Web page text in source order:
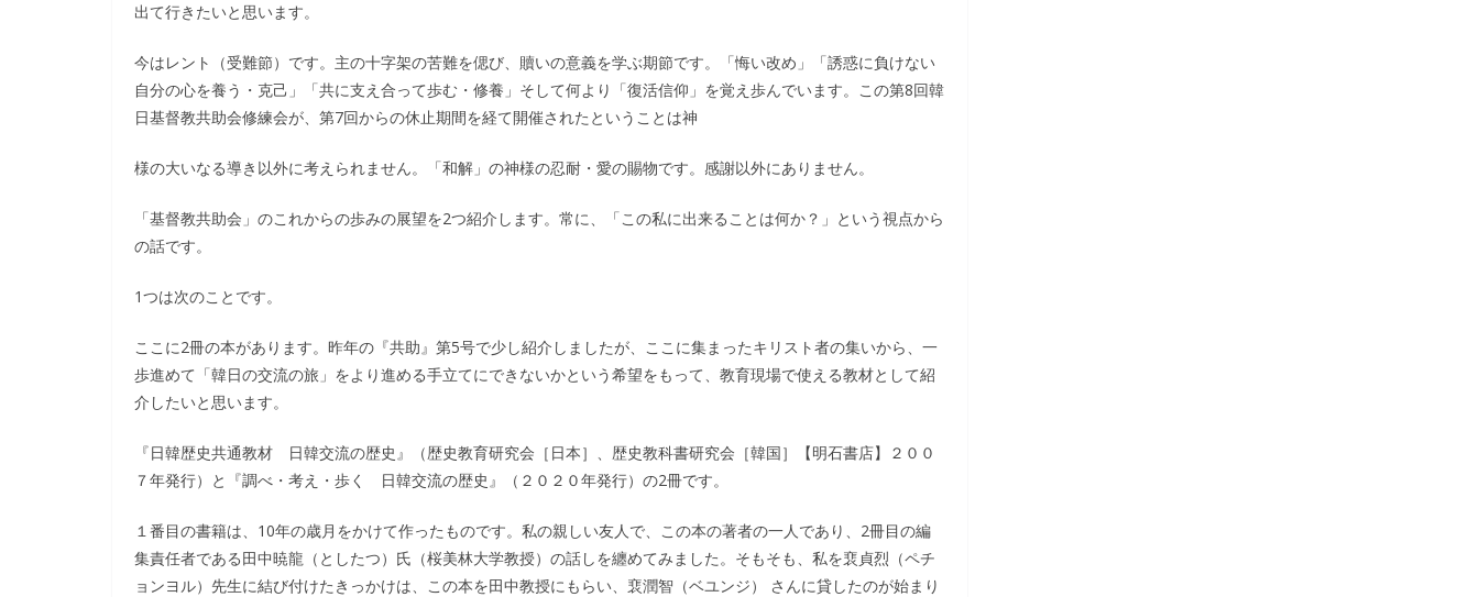
出て行きたいと思います。
今はレント（受難節）です。主の十字架の苦難を偲び、贖いの意義を学ぶ期節です。「悔い改め」「誘惑に負けない
自分の心を養う・克己」「共に支え合って歩む・修養」そして何より「復活信仰」を覚え歩んでいます。この第8回韓
日基督教共助会修練会が、第7回からの休止期間を経て開催されたということは神
様の大いなる導き以外に考えられません。「和解」の神様の忍耐・愛の賜物です。感謝以外にありません。
「基督教共助会」のこれからの歩みの展望を2つ紹介します。常に、「この私に出来ることは何か？」という視点から
の話です。
1つは次のことです。
ここに2冊の本があります。昨年の『共助』第5号で少し紹介しましたが、ここに集まったキリスト者の集いから、一
歩進めて「韓日の交流の旅」をより進める手立てにできないかという希望をもって、教育現場で使える教材として紹
介したいと思います。
『日韓歴史共通教材 日韓交流の歴史』（歴史教育研究会［日本］、歴史教科書研究会［韓国］【明石書店】２００
７年発行）と『調べ・考え・歩く 日韓交流の歴史』（２０２０年発行）の2冊です。
１番目の書籍は、10年の歳月をかけて作ったものです。私の親しい友人で、この本の著者の一人であり、2冊目の編
集責任者である田中暁龍（としたつ）氏（桜美林大学教授）の話しを纏めてみました。そもそも、私を裵貞烈（ペチ
ョンヨル）先生に結び付けたきっかけは、この本を田中教授にもらい、裵潤智（ベユンジ） さんに貸したのが始まり